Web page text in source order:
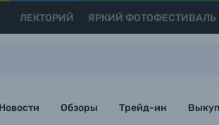
ЛЕКТОРИЙ ЯРКИЙ ФОТОФЕСТИВАЛЬ
Новости Обзоры Трейд-ин